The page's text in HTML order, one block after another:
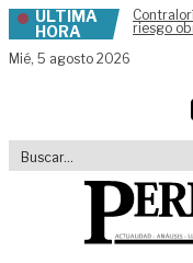
Skip to content
ÚLTIMA
HORA
riesgo
Mié, 5 agosto 2026